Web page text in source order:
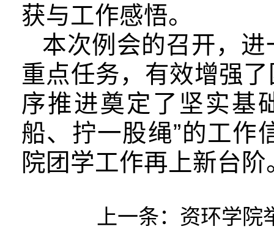
获与工作感悟。
本次例会的召开，
重点任务，有效增强
序推进奠定了坚实基
船、拧一股绳”的工作
院团学工作再上新台阶
上一条： 资环学院